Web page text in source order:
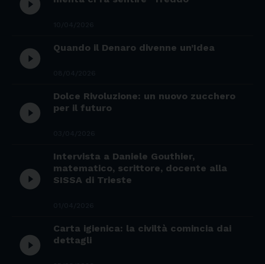
play_circle_filled Quando il Denaro divenne un’Idea
play_circle_filled
Dolce Rivoluzione: un nuovo zucchero
per il futuro
play_circle_filled
Intervista a Daniele Gouthier,
matematico, scrittore, docente alla
SISSA di Trieste
play_circle_filled
Carta igienica: la civiltà comincia dai
dettagli